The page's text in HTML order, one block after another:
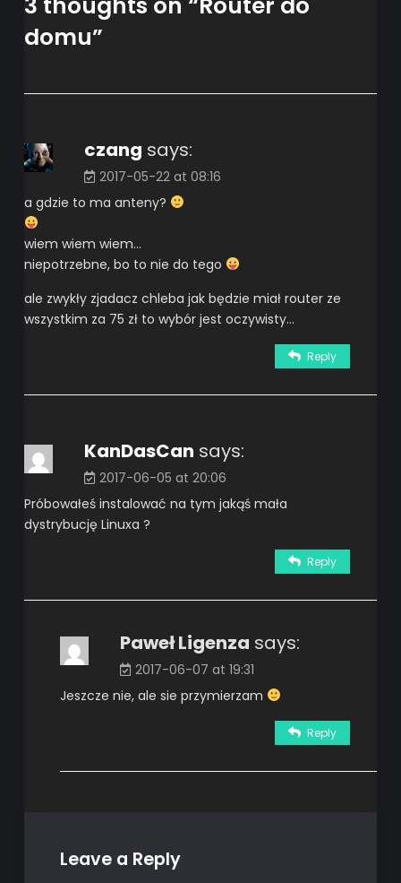
domu”
czang says:
2017-05-22 at 08:16
a gdzie to ma anteny?
wiem wiem wiem…
niepotrzebne, bo to nie do tego
ale zwykły zjadacz chleba jak będzie miał router ze
wszystkim za 75 zł to wybór jest oczywisty…
Reply
KanDasCan says:
2017-06-05 at 20:06
Próbowałeś instalować na tym jakąś mała
dystrybucję Linuxa ?
Reply
Paweł Ligenza says:
2017-06-07 at 19:31
Jeszcze nie, ale sie przymierzam
Reply
Leave a Reply